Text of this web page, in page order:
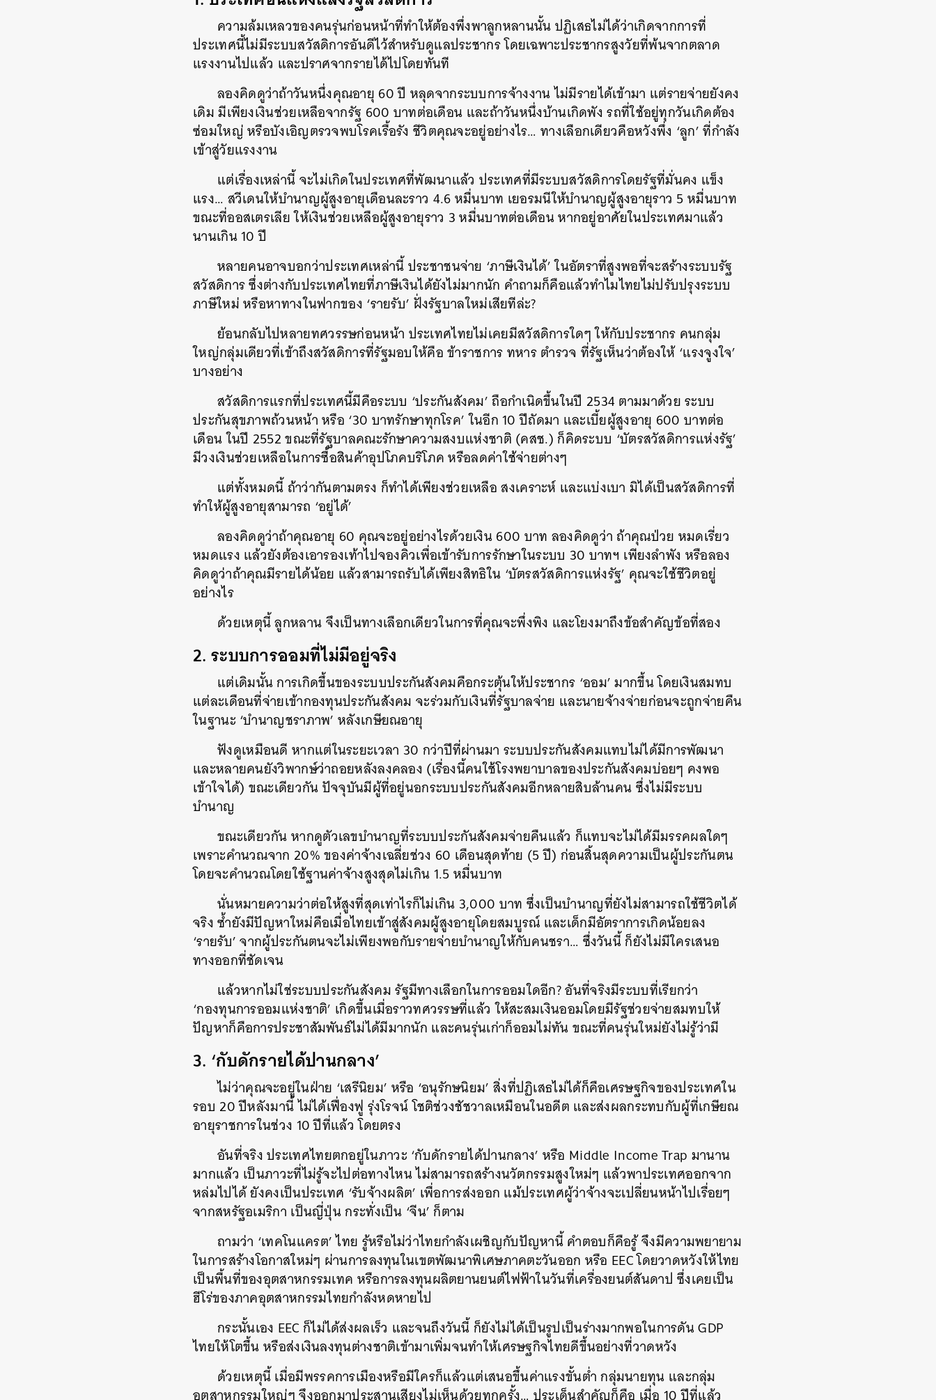
ความล้มเหลวของคนรุ่นก่อนหน้าที่ทำให้ต้องพึ่งพาลูกหลานนั้น ปฏิเสธไม่ได้ว่าเกิดจากการที่
ประเทศนี้ไม่มีระบบสวัสดิการอันดีไว้สำหรับดูแลประชากร โดยเฉพาะประชากรสูงวัยที่พ้นจากตลาด
แรงงานไปแล้ว และปราศจากรายได้ไปโดยทันที
ลองคิดดูว่าถ้าวันหนึ่งคุณอายุ 60 ปี หลุดจากระบบการจ้างงาน ไม่มีรายได้เข้ามา แต่รายจ่ายยังคง
เดิม มีเพียงเงินช่วยเหลือจากรัฐ 600 บาทต่อเดือน และถ้าวันหนึ่งบ้านเกิดพัง รถที่ใช้อยู่ทุกวันเกิดต้อง
ซ่อมใหญ่ หรือบังเอิญตรวจพบโรคเรื้อรัง ชีวิตคุณจะอยู่อย่างไร… ทางเลือกเดียวคือหวังพึ่ง ‘ลูก’ ที่กำลัง
เข้าสู่วัยแรงงาน
แต่เรื่องเหล่านี้ จะไม่เกิดในประเทศที่พัฒนาแล้ว ประเทศที่มีระบบสวัสดิการโดยรัฐที่มั่นคง แข็ง
แรง… สวีเดนให้บำนาญผู้สูงอายุเดือนละราว 4.6 หมื่นบาท เยอรมนีให้บำนาญผู้สูงอายุราว 5 หมื่นบาท
ขณะที่ออสเตรเลีย ให้เงินช่วยเหลือผู้สูงอายุราว 3 หมื่นบาทต่อเดือน หากอยู่อาศัยในประเทศมาแล้ว
นานเกิน 10 ปี
หลายคนอาจบอกว่าประเทศเหล่านี้ ประชาชนจ่าย ‘ภาษีเงินได้’ ในอัตราที่สูงพอที่จะสร้างระบบรัฐ
สวัสดิการ ซึ่งต่างกับประเทศไทยที่ภาษีเงินได้ยังไม่มากนัก คำถามก็คือแล้วทำไมไทยไม่ปรับปรุงระบบ
ภาษีใหม่ หรือหาทางในฟากของ ‘รายรับ’ ฝั่งรัฐบาลใหม่เสียทีล่ะ?
ย้อนกลับไปหลายทศวรรษก่อนหน้า ประเทศไทยไม่เคยมีสวัสดิการใดๆ ให้กับประชากร คนกลุ่ม
ใหญ่กลุ่มเดียวที่เข้าถึงสวัสดิการที่รัฐมอบให้คือ ข้าราชการ ทหาร ตำรวจ ที่รัฐเห็นว่าต้องให้ ‘แรงจูงใจ’
บางอย่าง
สวัสดิการแรกที่ประเทศนี้มีคือระบบ ‘ประกันสังคม’ ถือกำเนิดขึ้นในปี 2534 ตามมาด้วย ระบบ
ประกันสุขภาพถ้วนหน้า หรือ ‘30 บาทรักษาทุกโรค’ ในอีก 10 ปีถัดมา และเบี้ยผู้สูงอายุ 600 บาทต่อ
เดือน ในปี 2552 ขณะที่รัฐบาลคณะรักษาความสงบแห่งชาติ (คสช.) ก็คิดระบบ ‘บัตรสวัสดิการแห่งรัฐ’
มีวงเงินช่วยเหลือในการซื้อสินค้าอุปโภคบริโภค หรือลดค่าใช้จ่ายต่างๆ
แต่ทั้งหมดนี้ ถ้าว่ากันตามตรง ก็ทำได้เพียงช่วยเหลือ สงเคราะห์ และแบ่งเบา มิได้เป็นสวัสดิการที่
ทำให้ผู้สูงอายุสามารถ ‘อยู่ได้’
ลองคิดดูว่าถ้าคุณอายุ 60 คุณจะอยู่อย่างไรด้วยเงิน 600 บาท ลองคิดดูว่า ถ้าคุณป่วย หมดเรี่ยว
หมดแรง แล้วยังต้องเอารองเท้าไปจองคิวเพื่อเข้ารับการรักษาในระบบ 30 บาทฯ เพียงลำพัง หรือลอง
คิดดูว่าถ้าคุณมีรายได้น้อย แล้วสามารถรับได้เพียงสิทธิใน ‘บัตรสวัสดิการแห่งรัฐ’ คุณจะใช้ชีวิตอยู่
อย่างไร
ด้วยเหตุนี้ ลูกหลาน จึงเป็นทางเลือกเดียวในการที่คุณจะพึ่งพิง และโยงมาถึงข้อสำคัญข้อที่สอง
2. ระบบการออมที่ไม่มีอยู่จริง
แต่เดิมนั้น การเกิดขึ้นของระบบประกันสังคมคือกระตุ้นให้ประชากร ‘ออม’ มากขึ้น โดยเงินสมทบ
แต่ละเดือนที่จ่ายเข้ากองทุนประกันสังคม จะร่วมกับเงินที่รัฐบาลจ่าย และนายจ้างจ่ายก่อนจะถูกจ่ายคืน
ในฐานะ ‘บำนาญชราภาพ’ หลังเกษียณอายุ
ฟังดูเหมือนดี หากแต่ในระยะเวลา 30 กว่าปีที่ผ่านมา ระบบประกันสังคมแทบไม่ได้มีการพัฒนา
และหลายคนยังวิพากษ์ว่าถอยหลังลงคลอง (เรื่องนี้คนใช้โรงพยาบาลของประกันสังคมบ่อยๆ คงพอ
เข้าใจได้) ขณะเดียวกัน ปัจจุบันมีผู้ที่อยู่นอกระบบประกันสังคมอีกหลายสิบล้านคน ซึ่งไม่มีระบบ
บำนาญ
ขณะเดียวกัน หากดูตัวเลขบำนาญที่ระบบประกันสังคมจ่ายคืนแล้ว ก็แทบจะไม่ได้มีมรรคผลใดๆ
เพราะคำนวณจาก 20% ของค่าจ้างเฉลี่ยช่วง 60 เดือนสุดท้าย (5 ปี) ก่อนสิ้นสุดความเป็นผู้ประกันตน
โดยจะคำนวณโดยใช้ฐานค่าจ้างสูงสุดไม่เกิน 1.5 หมื่นบาท
นั่นหมายความว่าต่อให้สูงที่สุดเท่าไรก็ไม่เกิน 3,000 บาท ซึ่งเป็นบำนาญที่ยังไม่สามารถใช้ชีวิตได้
จริง ซ้ำยังมีปัญหาใหม่คือเมื่อไทยเข้าสู่สังคมผู้สูงอายุโดยสมบูรณ์ และเด็กมีอัตราการเกิดน้อยลง
‘รายรับ’ จากผู้ประกันตนจะไม่เพียงพอกับรายจ่ายบำนาญให้กับคนชรา… ซึ่งวันนี้ ก็ยังไม่มีใครเสนอ
ทางออกที่ชัดเจน
แล้วหากไม่ใช่ระบบประกันสังคม รัฐมีทางเลือกในการออมใดอีก? อันที่จริงมีระบบที่เรียกว่า
‘กองทุนการออมแห่งชาติ’ เกิดขึ้นเมื่อราวทศวรรษที่แล้ว ให้สะสมเงินออมโดยมีรัฐช่วยจ่ายสมทบให้
ปัญหาก็คือการประชาสัมพันธ์ไม่ได้มีมากนัก และคนรุ่นเก่าก็ออมไม่ทัน ขณะที่คนรุ่นใหม่ยังไม่รู้ว่ามี
3. ‘กับดักรายได้ปานกลาง’
ไม่ว่าคุณจะอยู่ในฝ่าย ‘เสรีนิยม’ หรือ ‘อนุรักษนิยม’ สิ่งที่ปฏิเสธไม่ได้ก็คือเศรษฐกิจของประเทศใน
รอบ 20 ปีหลังมานี้ ไม่ได้เฟื่องฟู รุ่งโรจน์ โชติช่วงชัชวาลเหมือนในอดีต และส่งผลกระทบกับผู้ที่เกษียณ
อายุราชการในช่วง 10 ปีที่แล้ว โดยตรง
อันที่จริง ประเทศไทยตกอยู่ในภาวะ ‘กับดักรายได้ปานกลาง’ หรือ Middle Income Trap มานาน
มากแล้ว เป็นภาวะที่ไม่รู้จะไปต่อทางไหน ไม่สามารถสร้างนวัตกรรมสูงใหม่ๆ แล้วพาประเทศออกจาก
หล่มไปได้ ยังคงเป็นประเทศ ‘รับจ้างผลิต’ เพื่อการส่งออก แม้ประเทศผู้ว่าจ้างจะเปลี่ยนหน้าไปเรื่อยๆ
จากสหรัฐอเมริกา เป็นญี่ปุ่น กระทั่งเป็น ‘จีน’ ก็ตาม
ถามว่า ‘เทคโนแครต’ ไทย รู้หรือไม่ว่าไทยกำลังเผชิญกับปัญหานี้ คำตอบก็คือรู้ จึงมีความพยายาม
ในการสร้างโอกาสใหม่ๆ ผ่านการลงทุนในเขตพัฒนาพิเศษภาคตะวันออก หรือ EEC โดยวาดหวังให้ไทย
เป็นพื้นที่ของอุตสาหกรรมเทค หรือการลงทุนผลิตยานยนต์ไฟฟ้าในวันที่เครื่องยนต์สันดาป ซึ่งเคยเป็น
ฮีโร่ของภาคอุตสาหกรรมไทยกำลังหดหายไป
กระนั้นเอง EEC ก็ไม่ได้ส่งผลเร็ว และจนถึงวันนี้ ก็ยังไม่ได้เป็นรูปเป็นร่างมากพอในการดัน GDP
ไทยให้โตขึ้น หรือส่งเงินลงทุนต่างชาติเข้ามาเพิ่มจนทำให้เศรษฐกิจไทยดีขึ้นอย่างที่วาดหวัง
ด้วยเหตุนี้ เมื่อมีพรรคการเมืองหรือมีใครก็แล้วแต่เสนอขึ้นค่าแรงขั้นต่ำ กลุ่มนายทุน และกลุ่ม
ค้นหา
SHARE TWEET LINE EMAIL